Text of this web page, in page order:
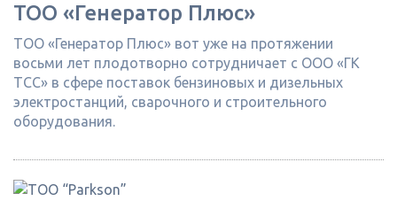
ТОО «Генератор Плюс»
ТОО «Генератор Плюс» вот уже на протяжении
восьми лет плодотворно сотрудничает с ООО «ГК
ТСС» в сфере поставок бензиновых и дизельных
электростанций, сварочного и строительного
оборудования.